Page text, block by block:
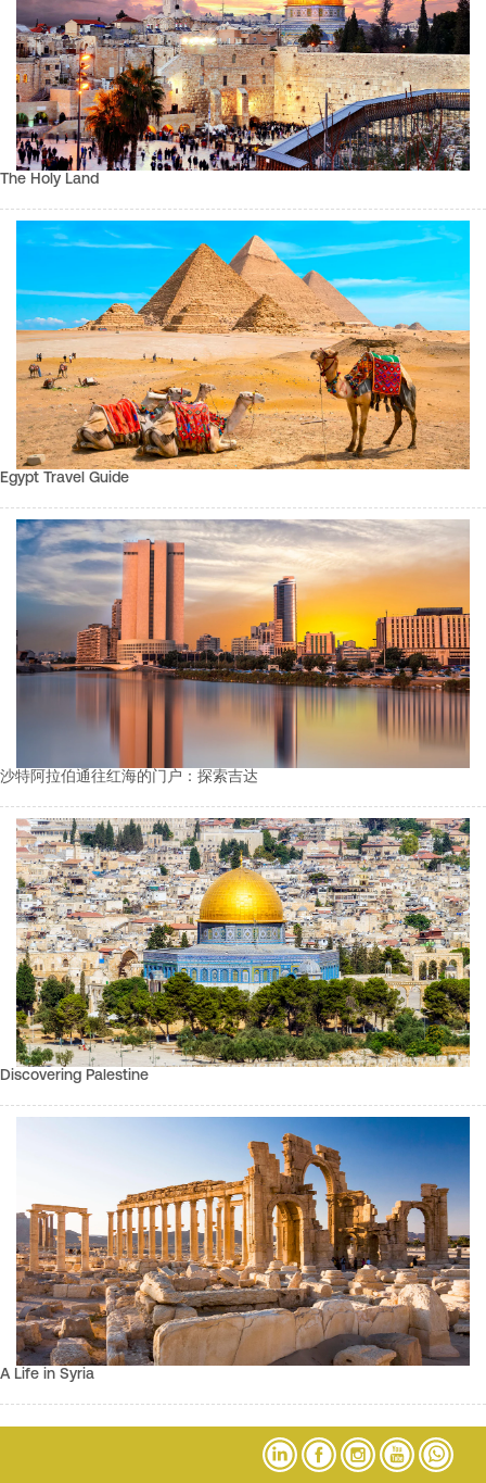
The Holy Land
Egypt Travel Guide
沙特阿拉伯通往红海的门户：探索吉达
Discovering Palestine
A Life in Syria